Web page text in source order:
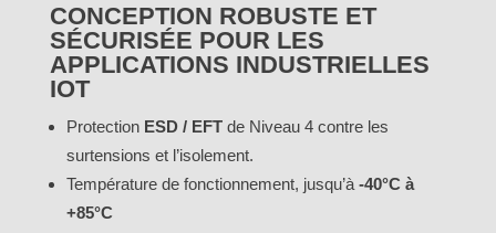
CONCEPTION ROBUSTE ET
SÉCURISÉE POUR LES
APPLICATIONS INDUSTRIELLES
IOT
Protection ESD / EFTde Niveau 4 contre les
surtensions et l’isolement.
Température de fonctionnement, jusqu’à -40°C à
+85°C